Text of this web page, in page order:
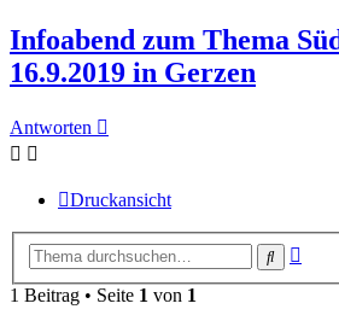
Infoabend zum Thema
16.9.2019 in Gerzen
Antworten
Druckansicht
Suche
1 Beitrag • Seite 1 von 1